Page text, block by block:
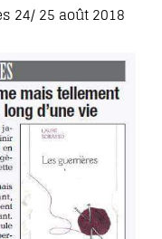
24/ 25 août 2018